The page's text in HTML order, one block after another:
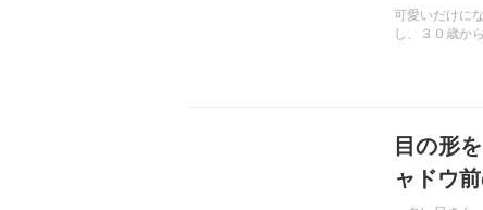
可愛いだけに
し、３０歳か
目の形
ャドウ